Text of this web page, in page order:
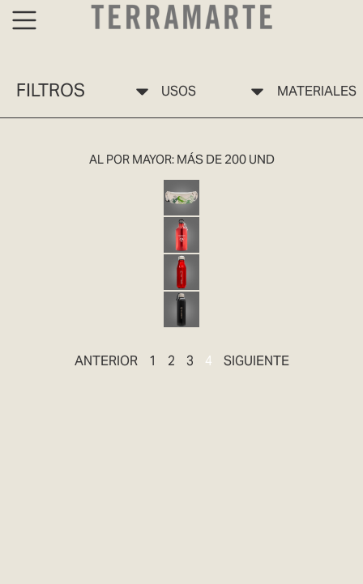
FILTROS USOS MATERIALES
AL POR MAYOR: MÁS DE 200 UND
ECO PROMO 7
BOTELLA RONDA
BOTELLA CICLO
BOTELLA REUSA
ANTERIOR 1 2 3 4 SIGUIENTE